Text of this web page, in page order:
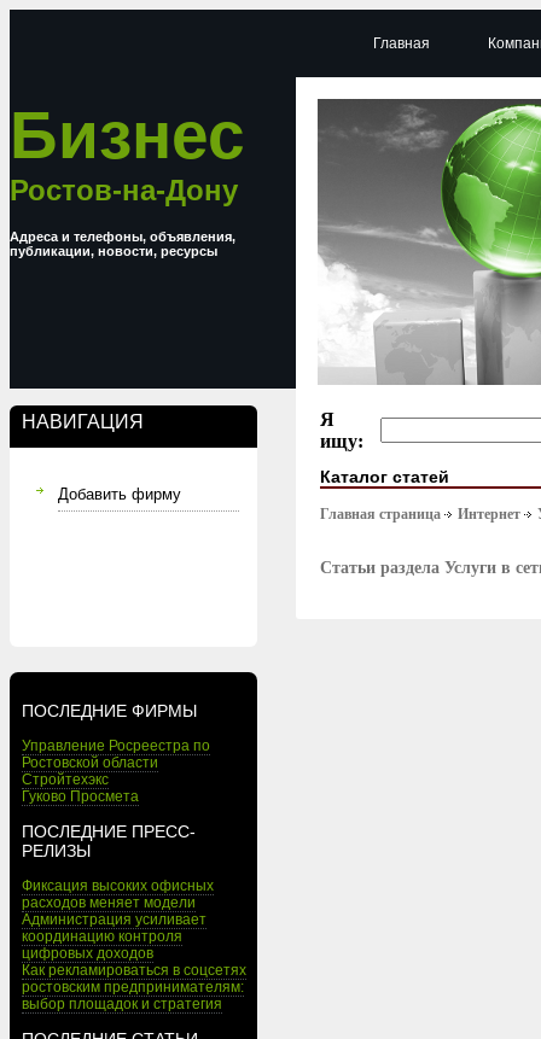
Бизнес
Ростов-на-Дону
Адреса и телефоны, объявления,
публикации, новости, ресурсы
НАВИГАЦИЯ
Добавить фирму
ПОСЛЕДНИЕ ФИРМЫ
Управление Росреестра по
Ростовской области
Стройтехэкс
Гуково Просмета
ПОСЛЕДНИЕ ПРЕСС-
РЕЛИЗЫ
Фиксация высоких офисных
расходов меняет модели
Администрация усиливает
координацию контроля
цифровых доходов
Как рекламироваться в соцсетях
ростовским предпринимателям:
выбор площадок и стратегия
Главная
Я
ищу:
Каталог статей
Главная страница Интернет
Статьи раздела Услуги в